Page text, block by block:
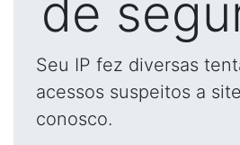
de
Seu IP fez diversas
acessos suspeitos a
conosco.